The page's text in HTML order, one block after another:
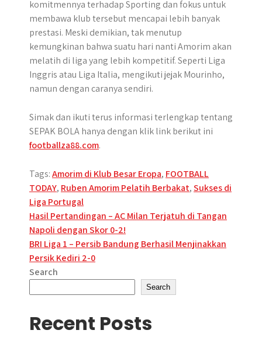
komitmennya terhadap Sporting dan fokus untuk
membawa klub tersebut mencapai lebih banyak
prestasi. Meski demikian, tak menutup
kemungkinan bahwa suatu hari nanti Amorim akan
melatih di liga yang lebih kompetitif. Seperti Liga
Inggris atau Liga Italia, mengikuti jejak Mourinho,
namun dengan caranya sendiri.
Simak dan ikuti terus informasi terlengkap tentang
SEPAK BOLA hanya dengan klik link berikut ini
footballza88.com.
Tags:Amorim di Klub Besar Eropa, FOOTBALL
TODAY, Ruben Amorim Pelatih Berbakat,Sukses di
Liga Portugal
Post
navigation
Hasil Pertandingan – AC Milan Terjatuh di Tangan
Napoli dengan Skor 0-2!
BRI Liga 1 – Persib Bandung Berhasil Menjinakkan
Persik Kediri 2-0
Search
Search
Recent Posts